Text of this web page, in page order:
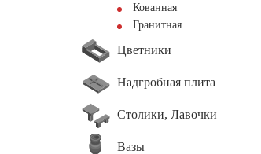
Кованная
Гранитная
Цветники
Надгробная плита
Столики, Лавочки
Вазы